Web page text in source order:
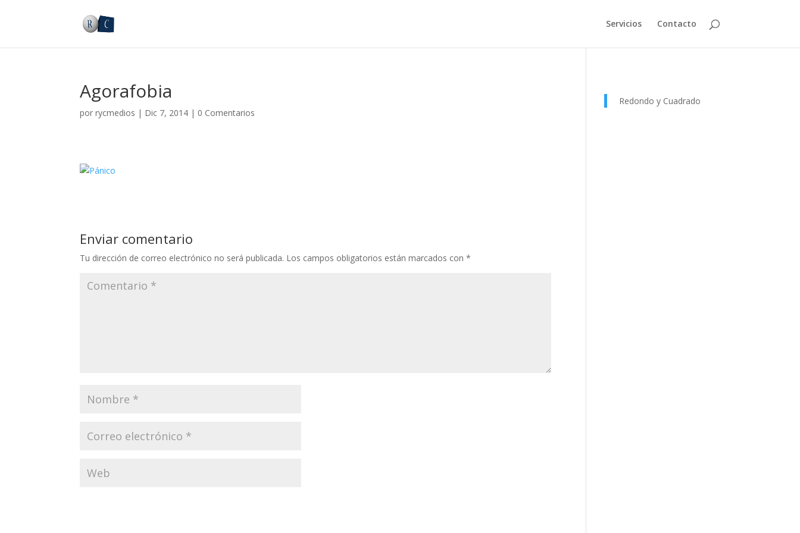
Servicios Contacto
Agorafobia
porrycmedios | Dic 7, 2014 | 0 Comentarios
Enviar comentario
Tu dirección de correo electrónico no será publicada. Los campos obligatorios están marcados con*
Redondo y Cuadrado